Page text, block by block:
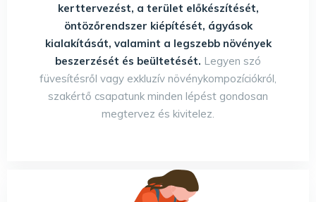
kerttervezést, a terület előkészítését,
öntözőrendszer kiépítését, ágyások
kialakítását, valamint a legszebb növények
beszerzését és beültetését. Legyen szó
füvesítésről vagy exkluzív növénykompozíciókról,
szakértő csapatunk minden lépést gondosan
megtervez és kivitelez.